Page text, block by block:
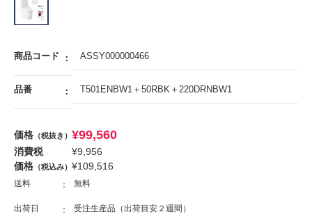
商品コード ASSY000000466
品番 T501ENBW1＋50RBK＋220DRNBW1
価格 （税抜き） ¥99,560
消費税 ¥9,956
価格 （税込み） ¥109,516
送料 無料
出荷日 受注生産品（出荷目安２週間）